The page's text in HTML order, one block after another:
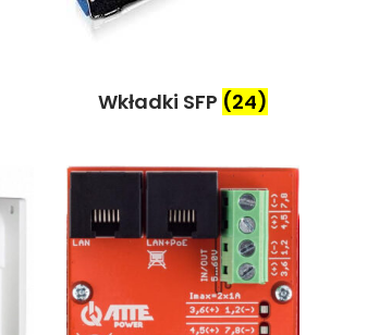
Wkładki SFP (24)